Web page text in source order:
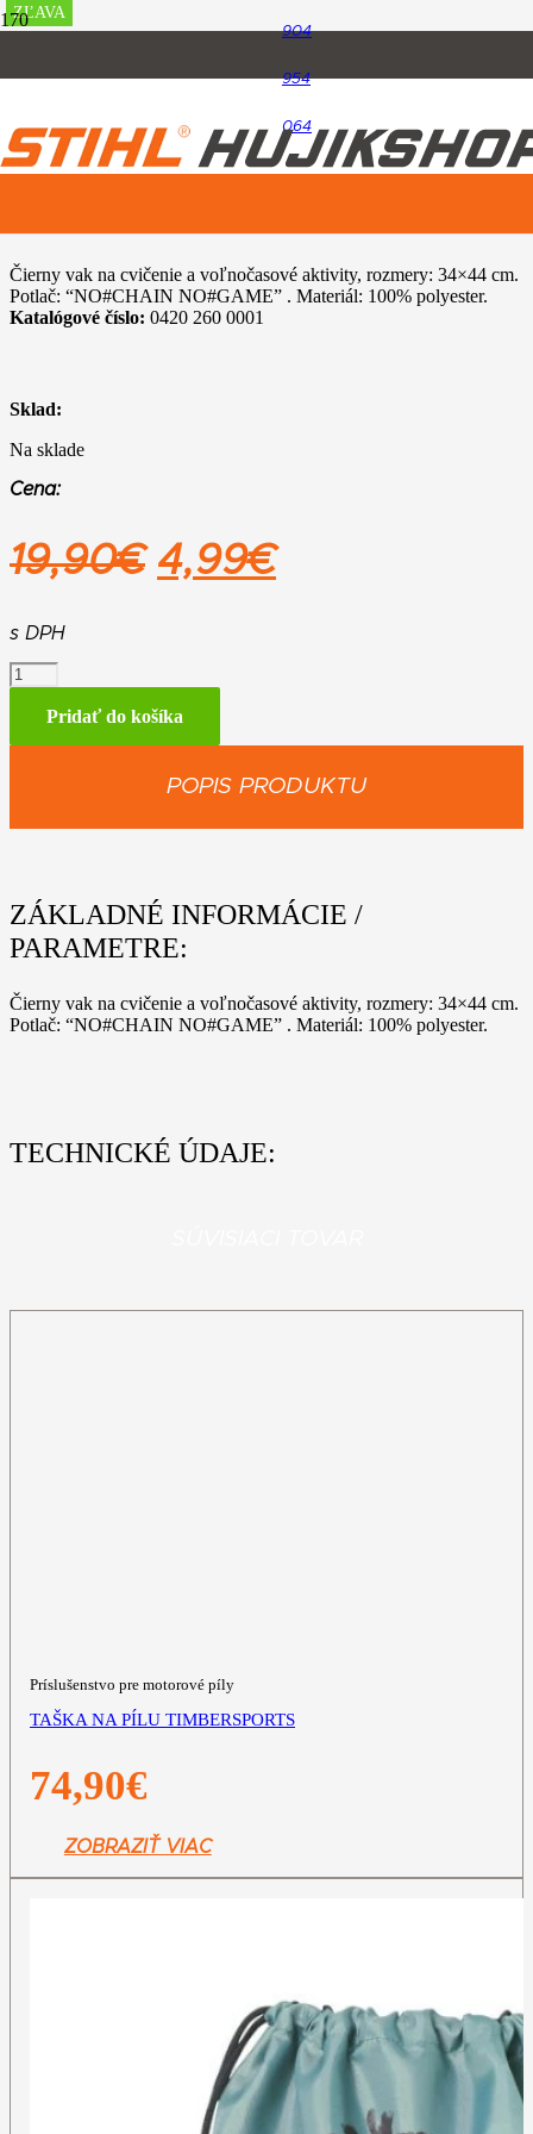
904
954
064
TIMBERSPORTS, hračky a predmety pre voľný čas
Čierny vak na cvičenie a voľnočasové aktivity, rozmery: 34×44 cm.
Potlač: “NO#CHAIN NO#GAME” . Materiál: 100% polyester.
Katalógové číslo: 0420 260 0001
Sklad:
Na sklade
Cena:
19,90€ Pôvodná
19,90€.
4,99€Aktuálna
s DPH
množstvo
Vak
Pridať do košíka
POPIS PRODUKTU
ZÁKLADNÉ INFORMÁCIE /
PARAMETRE:
Čierny vak na cvičenie a voľnočasové aktivity, rozmery: 34×44 cm.
Potlač: “NO#CHAIN NO#GAME” . Materiál: 100% polyester.
TECHNICKÉ ÚDAJE:
Príslušenstvo pre motorové píly
TAŠKA NA PÍLU TIMBERSPORTS
74,90€
ZOBRAZIŤ VIAC
ZĽAVA
ZĽAVA
ZĽAVA
ZĽAVA